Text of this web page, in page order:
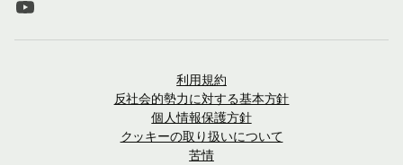
利用規約
反社会的勢力に対する基本方針
個人情報保護方針
クッキーの取り扱いについて
苦情